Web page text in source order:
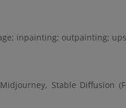
inpainting; outpainting;
Stable Diffusion